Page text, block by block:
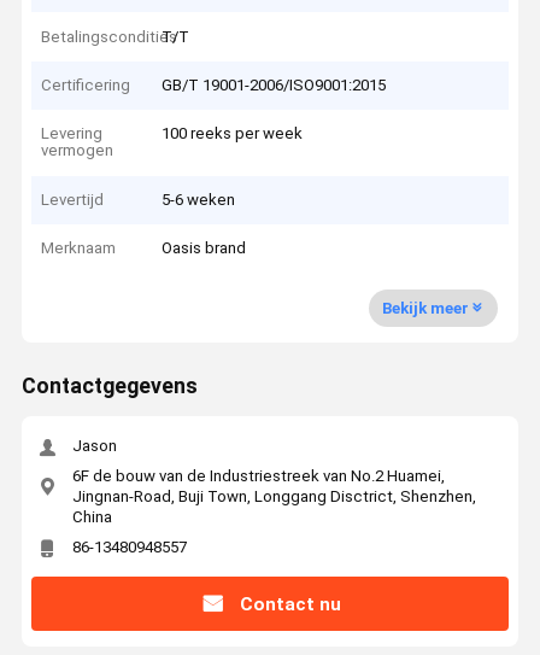
Betalingscondities
T/T
Certificering GB/T 19001-2006/ISO9001:2015
Levering
vermogen
100 reeks per week
Levertijd 5-6 weken
Merknaam Oasis brand
Bekijk meer
Contactgegevens
Jason
6F de bouw van de Industriestreek van No.2 Huamei,
Jingnan-Road, Buji Town, Longgang Disctrict, Shenzhen,
China
86-13480948557
Contact nu